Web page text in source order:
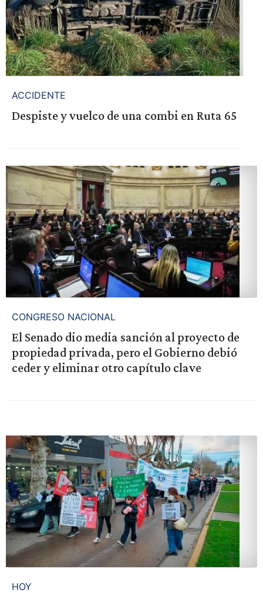
ACCIDENTE
Despiste y vuelco de una combi en Ruta 65
CONGRESO NACIONAL
El Senado dio media sanción al proyecto de
propiedad privada, pero el Gobierno debió
ceder y eliminar otro capítulo clave
HOY